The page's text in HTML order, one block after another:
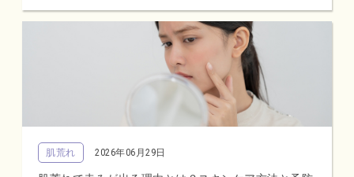
肌荒れ 2026年06月29日